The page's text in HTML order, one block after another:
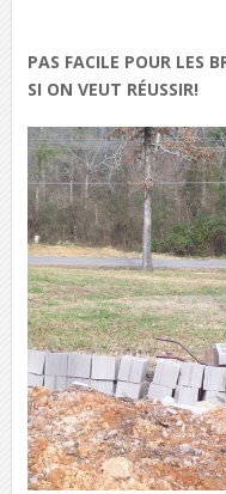
PAS FACILE POUR LES
SI ON VEUT RÉUSSIR!